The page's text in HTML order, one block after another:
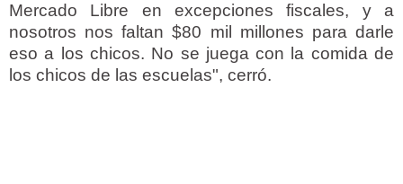
Mercado Libre en excepciones fiscales, y a
nosotros nos faltan $80 mil millones para darle
eso a los chicos. No se juega con la comida de
los chicos de las escuelas", cerró.